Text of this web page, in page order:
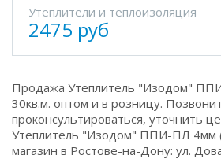
Утеплители и теплоизоляция
2475 руб
Продажа Утеплитель "Изодом"
30кв.м. оптом и в розницу.
проконсультироваться, уточнить
Утеплитель "Изодом" ППИ-ПЛ 4мм
магазин в Ростове-на-Дону: ул.